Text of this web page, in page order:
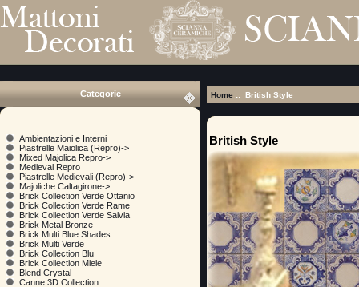
Categorie
Ambientazioni e Interni
Piastrelle Maiolica (Repro)->
Mixed Majolica Repro->
Medieval Repro
Piastrelle Medievali (Repro)->
Majoliche Caltagirone->
Brick Collection Verde Ottanio
Brick Collection Verde Rame
Brick Collection Verde Salvia
Brick Metal Bronze
Brick Multi Blue Shades
Brick Multi Verde
Brick Collection Blu
Brick Collection Miele
Blend Crystal
Canne 3D Collection
Home :: British Style
British Style